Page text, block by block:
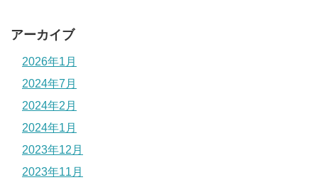
アーカイブ
2026年1月
2024年7月
2024年2月
2024年1月
2023年12月
2023年11月